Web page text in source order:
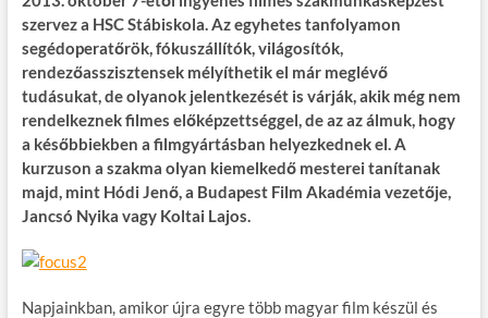
e
b
o
o
k
itt
er
ail m
bl
r
er
es
t
za
m
e
g
szervez a HSC Stábiskola. Az egyhetes tanfolyamon
segédoperatőrök, fókuszállítók, világosítók,
rendezőasszisztensek mélyíthetik el már meglévő
tudásukat, de olyanok jelentkezését is várják, akik még nem
rendelkeznek filmes előképzettséggel, de az az álmuk, hogy
a későbbiekben a filmgyártásban helyezkednek el. A
kurzuson a szakma olyan kiemelkedő mesterei tanítanak
majd, mint Hódi Jenő, a Budapest Film Akadémia vezetője,
Jancsó Nyika vagy Koltai Lajos.
Napjainkban, amikor újra egyre több magyar film készül és